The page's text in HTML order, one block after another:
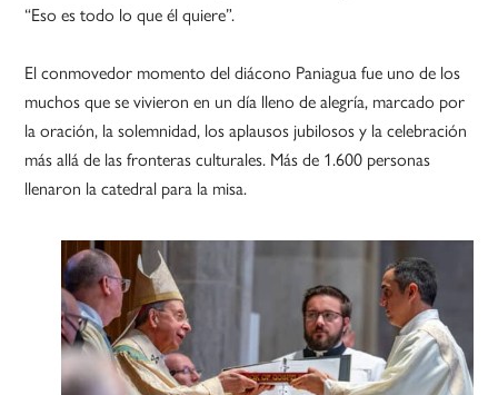
“Eso es todo lo que él quiere”.
El conmovedor momento del diácono Paniagua fue uno de los
muchos que se vivieron en un día lleno de alegría, marcado por
la oración, la solemnidad, los aplausos jubilosos y la celebración
más allá de las fronteras culturales. Más de 1.600 personas
llenaron la catedral para la misa.